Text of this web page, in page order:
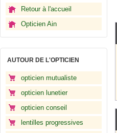
Retour à l'accueil
Opticien Ain
AUTOUR DE L'OPTICIEN
opticien mutualiste
opticien lunetier
opticien conseil
lentilles progressives